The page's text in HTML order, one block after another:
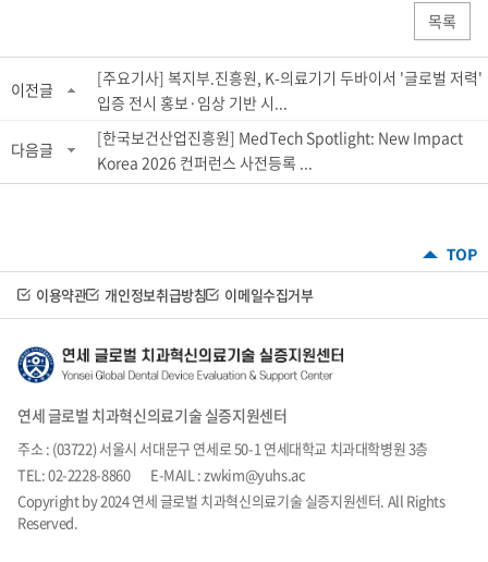
목록
이전글
[주요기사] 복지부.진흥원, K-의료기기 두바이서 '글로벌 저력'
입증 전시 홍보·임상 기반 시...
다음글
[한국보건산업진흥원] MedTech Spotlight: New Impact
Korea 2026 컨퍼런스 사전등록 ...
이용약관 개인정보취급방침 이메일수집거부
연세 글로벌 치과혁신의료기술 실증지원센터
주소 : (03722) 서울시 서대문구 연세로 50-1 연세대학교 치과대학병원 3층
TEL: 02-2228-8860
E-MAIL : zwkim@yuhs.ac
Copyright by 2024 연세 글로벌 치과혁신의료기술 실증지원센터. All Rights
Reserved.